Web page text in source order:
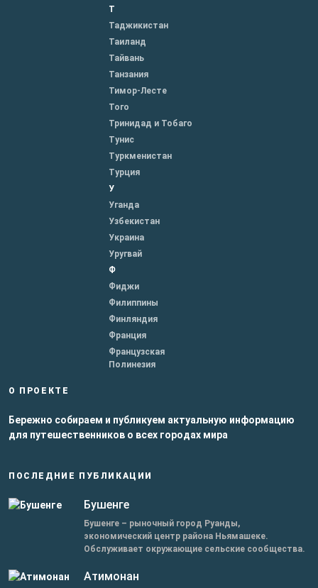
Т
Таджикистан
Таиланд
Тайвань
Танзания
Тимор-Лесте
Того
Тринидад и Тобаго
Тунис
Туркменистан
Турция
У
Уганда
Узбекистан
Украина
Уругвай
Ф
Фиджи
Филиппины
Финляндия
Франция
Французская
Полинезия
О ПРОЕКТЕ
Бережно собираем и публикуем актуальную информацию
для путешественников о всех городах мира
ПОСЛЕДНИЕ ПУБЛИКАЦИИ
Бушенге
Бушенге – рыночный город Руанды,
экономический центр района Ньямашеке.
Обслуживает окружающие сельские сообщества.
Атимонан